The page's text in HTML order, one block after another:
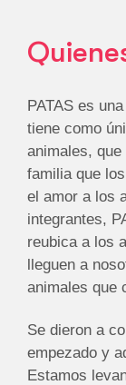
PATAS es
tiene como
animales,
familia que
el amor a los
integrantes,
reubica a los
lleguen a
animales que
Se dieron a
empezado y
Estamos